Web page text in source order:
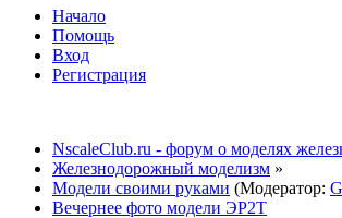
Начало
Помощь
Вход
Регистрация
NscaleClub.ru - форум о моделях
Железнодорожный моделизм »
Модели своими руками (Модератор:
Вечернее фото модели ЭР2Т